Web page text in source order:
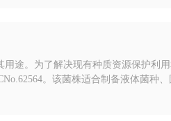
途。为了解决现有种质资源保护利
。该菌株适合制备液体菌种
开了该菌株的分子标记，该分子标